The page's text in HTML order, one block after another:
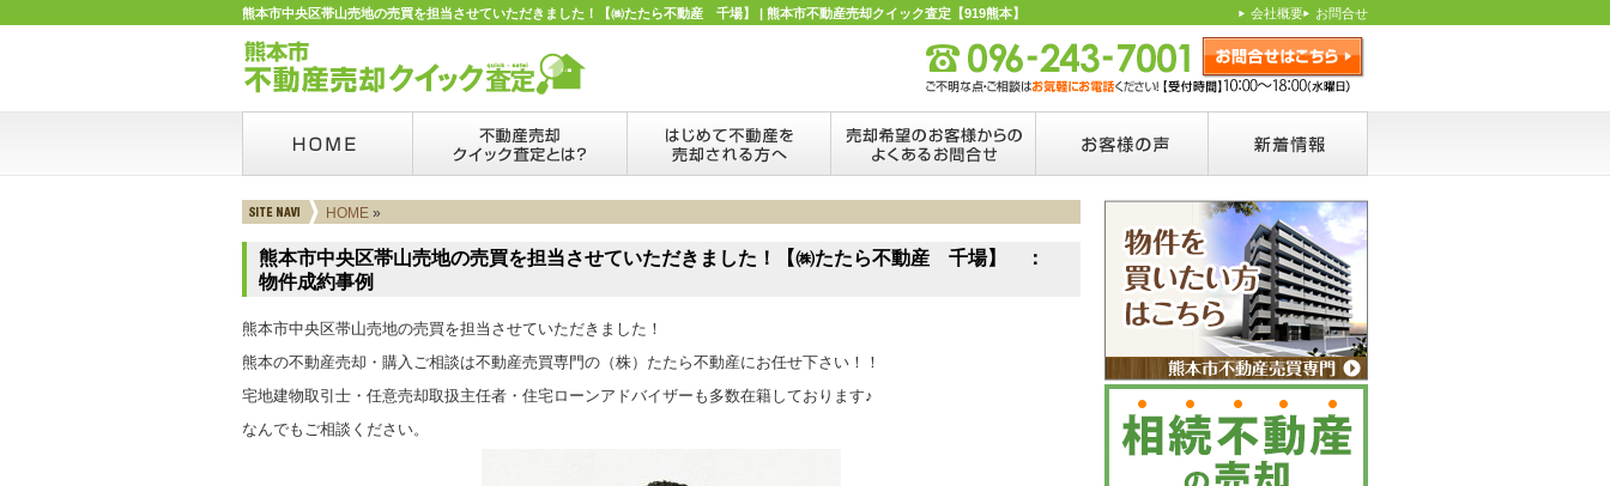
熊本市中央区帯山売地の売買を担当させていただきました！【㈱たたら不動産 千場】 | 熊本市不動産売却クイック査定【919熊本】 会社概要 お問合せ
HOME »
熊本市中央区帯山売地の売買を担当させていただきました！【㈱たたら不動産 千場】 ：
物件成約事例
熊本市中央区帯山売地の売買を担当させていただきました！
熊本の不動産売却・購入ご相談は不動産売買専門の（株）たたら不動産にお任せ下さい！！
宅地建物取引士・任意売却取扱主任者・住宅ローンアドバイザーも多数在籍しております♪
なんでもご相談ください。